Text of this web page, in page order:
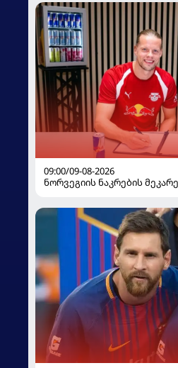
09:00/09-08-2026
ნორვეგიის ნაკრების